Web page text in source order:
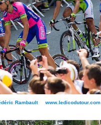
Rambault www.ledicodutour.com